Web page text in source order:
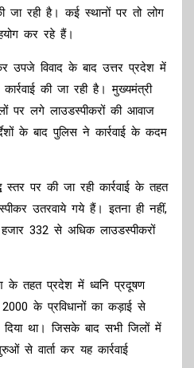
रही है। कई स्थानों पर तो लोग
कर रहे हैं।
उपजे विवाद के बाद उत्तर प्रदेश में
की जा रही है। मुख्यमंत्री
पर लगे लाउडस्पीकरों की आवाज
के बाद पुलिस ने कार्रवाई के कदम
पर की जा रही कार्रवाई के तहत
उतरवाये गये हैं। इतना ही नहीं,
332 से अधिक लाउडस्पीकरों
के तहत प्रदेश में ध्वनि प्रदूषण
के प्रविधानों का कड़ाई से
था। जिसके बाद सभी जिलों में
से वार्ता कर यह कार्रवाई